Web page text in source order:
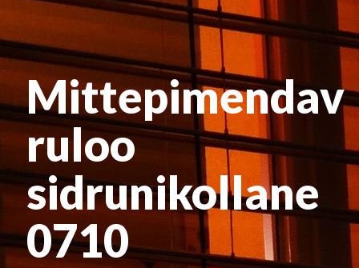
Mittepimendav
ruloo
sidrunikollane
0710